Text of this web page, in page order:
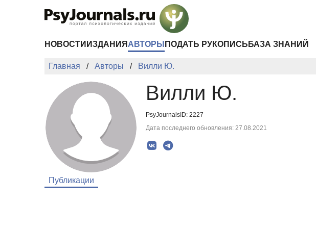
НОВОСТИ ИЗДАНИЯ АВТОРЫ ПОДАТЬ РУКОПИСЬ БАЗА ЗНАНИЙ
Главная Авторы Вилли Ю.
Вилли Ю.
PsyJournalsID: 2227
Дата последнего обновления: 27.08.2021
Публикации